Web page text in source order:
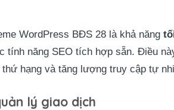
WordPress BĐS 28 là khả năng
tính năng SEO tích hợp sẵn. Điều
hạng và tăng lượng truy cập tự
lý giao dịch